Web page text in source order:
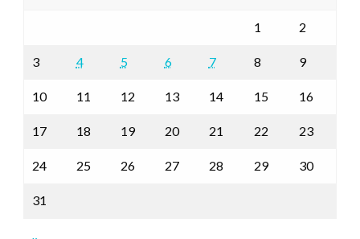
1 2
3 4 5 6 7 8 9
10 11 12 13 14 15 16
17 18 19 20 21 22 23
24 25 26 27 28 29 30
31